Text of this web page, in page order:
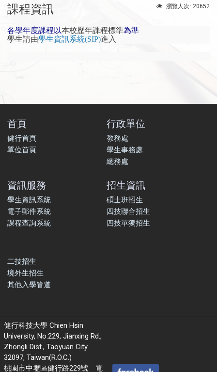
瀏覽人次: 20652
課程資訊
各學年度課程以本校歷年課程標準為準
學生請由學生資訊系統(SIP)進入
首頁
健行首頁
單位首頁
行政單位
教務處
學生事務處
總務處
資訊服務
學生資訊系統
電子郵件系統
課程查詢系統
招生資訊
碩士班招生
四技聯合招生
四技單獨招生
二技招生
境外生招生
其他入學管道
健行科技大學 Chien Hsin
University, No.229, Jianxing Rd.,
Zhongli Dist., Taoyuan City
32097, Taiwan(R.O.C.)
桃園市中壢區健行路229號 電